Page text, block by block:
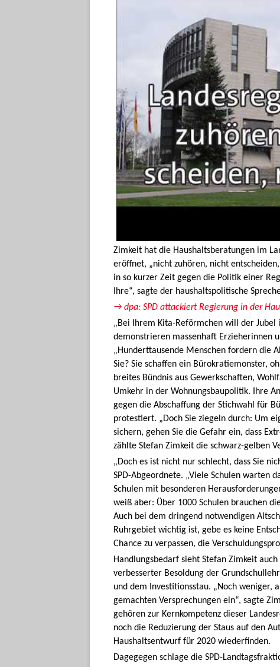
Zimkeit hat die Haushaltsberatungen im
eröffnet, „nicht zuhören, nicht
in so kurzer Zeit gegen die Politik einer
Ihre“, sagte der haushaltspolitische
→ dpa: SPD attackiert Regierung in der
„Bei Ihrem Kita-Reförmchen will der Jubel
demonstrieren massenhaft Erzieherinnen
„Hunderttausende Menschen fordern die
Sie? Sie schaffen ein Bürokratiemonster,
breites Bündnis aus Gewerkschaften,
Umkehr in der Wohnungsbaupolitik. Ihre
gegen die Abschaffung der Stichwahl für
protestiert. „Doch Sie ziegeln durch: Um
sichern, gehen Sie die Gefahr ein, dass
zählte Stefan Zimkeit die schwarz-gelben
„Doch es ist nicht nur schlecht, dass Sie
SPD-Abgeordnete. „Viele Schulen warten
Schulen mit besonderen
weiß aber: Über 1000 Schulen brauchen
Auch bei dem dringend notwendigen
Ruhrgebiet wichtig ist, gebe es keine
Chance zu verpassen, die
Handlungsbedarf sieht Stefan Zimkeit
verbesserter Besoldung der
und dem Investitionsstau. „Noch weniger,
gemachten Versprechungen ein“, sagte
gehören zur Kernkompetenz dieser
noch die Reduzierung der Staus auf den
Haushaltsentwurf für 2020 wiederfinden.
Dagegegen schlage die SPD-